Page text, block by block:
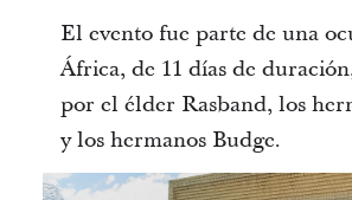
El evento fue parte de una
África, de 11 días de
por el élder Rasband, los
y los hermanos Budge.